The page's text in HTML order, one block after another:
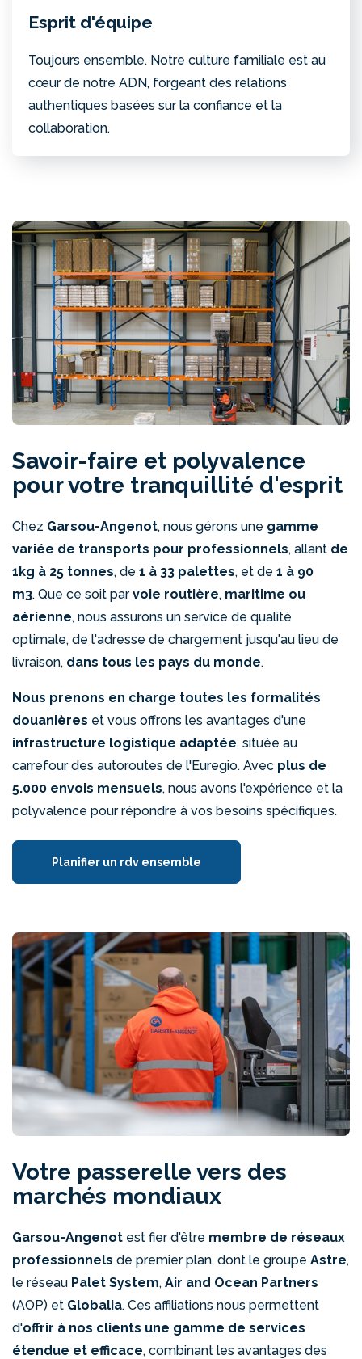
Esprit d'équipe
Toujours ensemble. Notre culture familiale est au
cœur de notre ADN, forgeant des relations
authentiques basées sur la confiance et la
collaboration.
Savoir-faire et polyvalence
pour votre tranquillité d'esprit
Chez Garsou-Angenot, nous gérons une gamme
variée de transports pour professionnels, allant de
1kg à 25 tonnes, de 1 à 33 palettes, et de 1 à 90
m3. Que ce soit parvoie routière, maritime ou
aérienne, nous assurons un service de qualité
optimale, de l'adresse de chargement jusqu'au lieu de
livraison, dans tous les pays du monde.
Nous prenons en charge toutes les formalités
douanières et vous offrons les avantages d'une
infrastructure logistique adaptée, située au
carrefour des autoroutes de l'Euregio. Avec plus de
5.000 envois mensuels, nous avons l'expérience et la
polyvalence pour répondre à vos besoins spécifiques.
Planifier un rdv ensemble
Votre passerelle vers des
marchés mondiaux
Garsou-Angenot est fier d'être membre de réseaux
professionnels de premier plan, dont le groupe Astre,
le réseau Palet System, Air and Ocean Partners
(AOP) et Globalia. Ces affiliations nous permettent
d'offrir à nos clients une gamme de services
étendue et efficace, combinant les avantages des